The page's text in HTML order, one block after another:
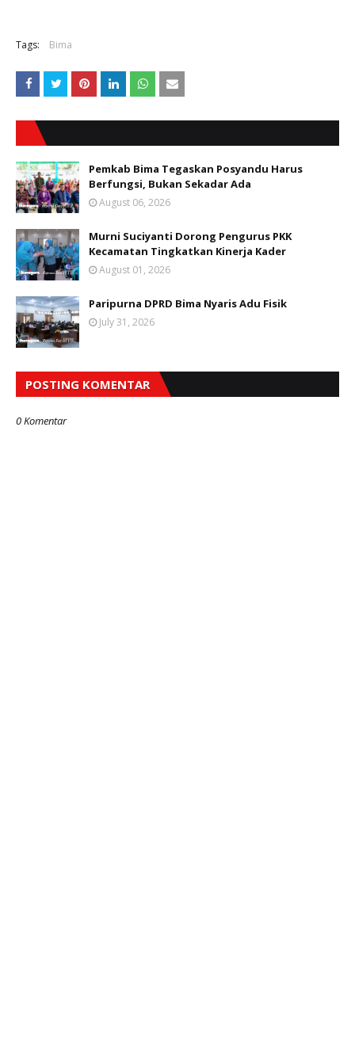
Tags: Bima
Pemkab Bima Tegaskan Posyandu Harus
Berfungsi, Bukan Sekadar Ada
August 06, 2026
Murni Suciyanti Dorong Pengurus PKK
Kecamatan Tingkatkan Kinerja Kader
August 01, 2026
Paripurna DPRD Bima Nyaris Adu Fisik
July 31, 2026
POSTING KOMENTAR
0 Komentar